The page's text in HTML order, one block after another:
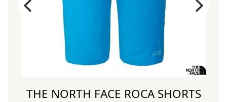
THE NORTH FACE ROCA SHORTS